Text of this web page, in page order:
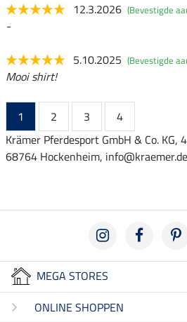
12.3.2026 (Bevestigde
-
5.10.2025 (Bevestigde
Mooi shirt!
1 2 3
4
Krämer Pferdesport GmbH & Co. KG,
68764 Hockenheim,
MEGA STORES
ONLINE SHOPPEN